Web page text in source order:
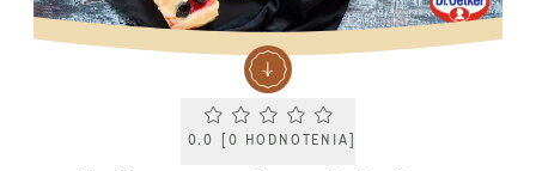
Current rating 0.0. Click to rate.
0.0 0 HODNOTENIA